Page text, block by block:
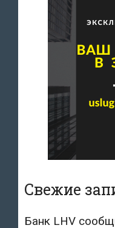
Свежие
Банк LHV